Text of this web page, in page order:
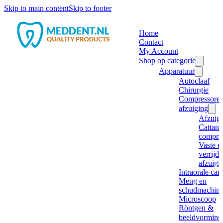
Skip to main contentSkip to footer
Home
Contact
My Account
Shop op categorie
Apparatuur
Autoclaaf
Chirurgie
afzuiging
Cattani
Vaste
Intraorale
Meng en
Microscoop
Röntgen &
beeldvorming